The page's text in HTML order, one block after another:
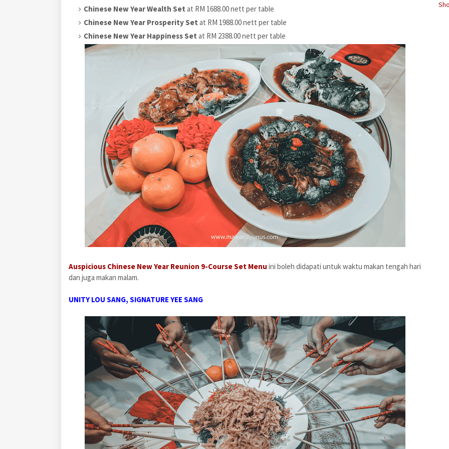
Chinese New Year Wealth Set at RM 1688.00 nett per table
Chinese New Year Prosperity Set at RM 1988.00 nett per table
Chinese New Year Happiness Set at RM 2388.00 nett per table
Auspicious Chinese New Year Reunion 9-Course Set Menuini boleh didapati untuk waktu makan tengah hari
dan juga makan malam.
UNITY LOU SANG, SIGNATURE YEE SANG